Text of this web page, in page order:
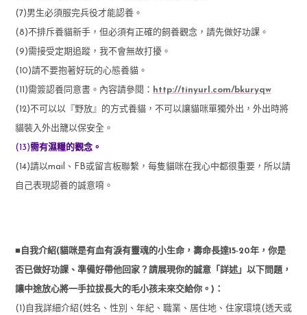
(7)男生必須服完兵役才能認養。
(8)不排斥養貓新手，但必須有正確的飼養觀念，請先做好功課。
(9)需接受定期追蹤，我不會無故打擾。
(10)請不要抱著好玩的心態養貓。
(11)需簽認養同意書。內容請參閱： http://tinyurl.com/bkuryqw
(12)不可以以『野放』的方式養貓，不可以讓貓咪單獨外出，外出時將
貓裝入外出籠以保安全。
(13)需有濕糧的觀念。
(14)請以mail、FB或留言板聯繫，每隻貓咪在我心中都很重要，所以請
自己表現認養的誠意唷。
■自我介紹(貓咪是有血有淚有靈魂的小生命，壽命長達15-20年，你是
否已做好功課、準備好帶他回家？請展現你的誠意「詳述」以下問題，
讓中途放心將一手拉拔長大的毛小孩未來交給你。)：
(1)自我詳細介紹(姓名、性別、年紀、職業、居住地、住家環境(透天或